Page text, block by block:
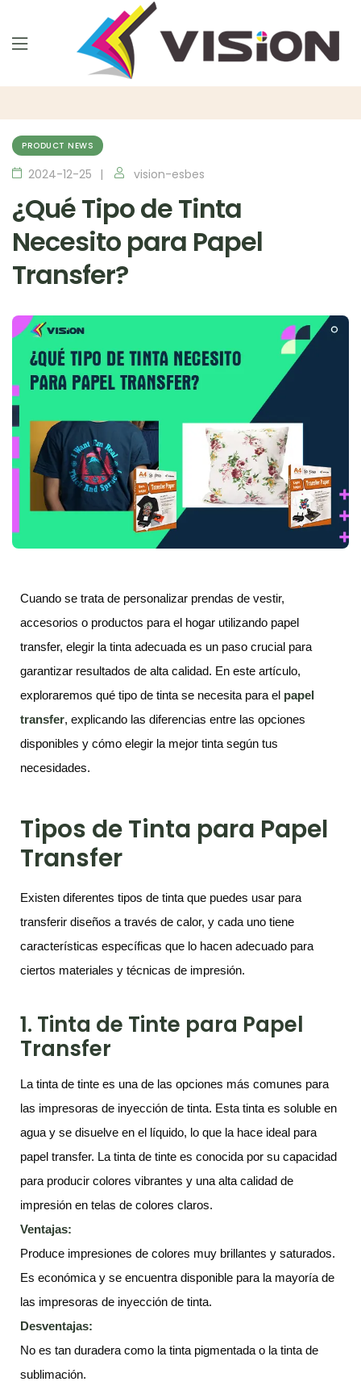
PRODUCT NEWS
2024-12-25 vision-esbes
¿Qué Tipo de Tinta
Necesito para Papel
Transfer?
Cuando se trata de personalizar prendas de vestir,
accesorios o productos para el hogar utilizando papel
transfer, elegir la tinta adecuada es un paso crucial para
garantizar resultados de alta calidad. En este artículo,
exploraremos qué tipo de tinta se necesita para el papel
transfer, explicando las diferencias entre las opciones
disponibles y cómo elegir la mejor tinta según tus
necesidades.
Tipos de Tinta para Papel
Transfer
Existen diferentes tipos de tinta que puedes usar para
transferir diseños a través de calor, y cada uno tiene
características específicas que lo hacen adecuado para
ciertos materiales y técnicas de impresión.
1. Tinta de Tinte para Papel
Transfer
La tinta de tinte es una de las opciones más comunes para
las impresoras de inyección de tinta. Esta tinta es soluble en
agua y se disuelve en el líquido, lo que la hace ideal para
papel transfer. La tinta de tinte es conocida por su capacidad
para producir colores vibrantes y una alta calidad de
impresión en telas de colores claros.
Ventajas:
Produce impresiones de colores muy brillantes y saturados.
Es económica y se encuentra disponible para la mayoría de
las impresoras de inyección de tinta.
Desventajas:
No es tan duradera como la tinta pigmentada o la tinta de
sublimación.